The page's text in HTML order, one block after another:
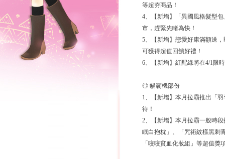
等超夯商品！
4、【新增】「異國風格髮型
市，趕緊先睹為快！
5、【新增】戀愛好康滿額送
可獲得超值回饋好禮！
6、【新增】紅配綠將在4/1限
◎ 貓霸機部份
1、【新增】本月拉霸推出「
待！
2、【新增】本月拉霸一般時
眠白抱枕」、「咒術紋樣黑刺
「咬咬貧血化妝組」等超值獎